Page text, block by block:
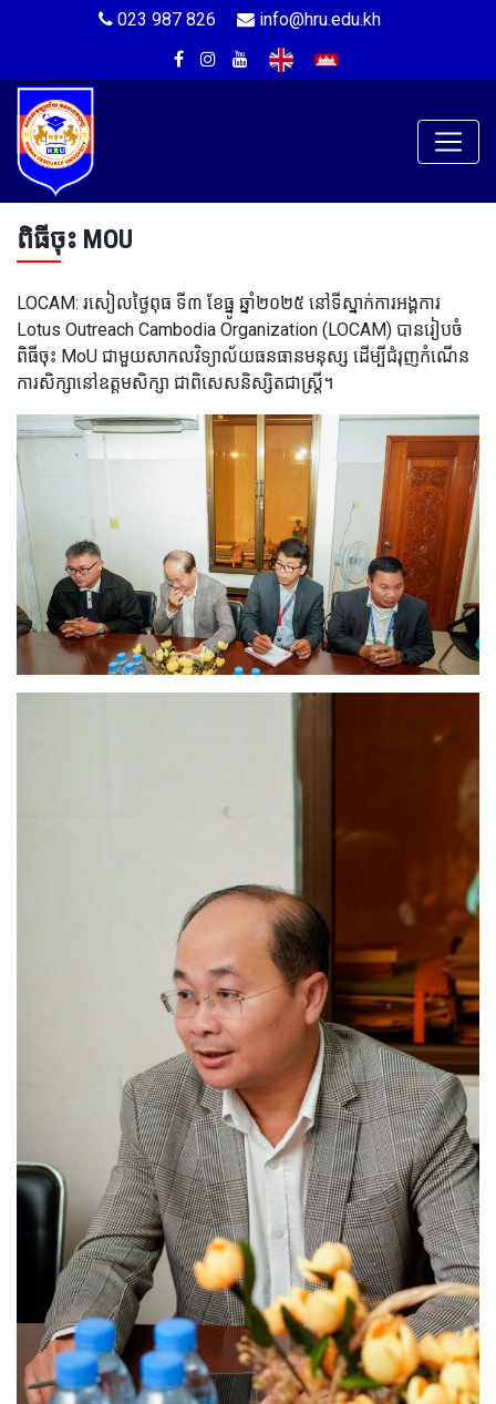
023 987 826 info@hru.edu.kh
ពិធីចុះ MOU
LOCAM: រសៀលថ្ងៃពុធ ទី៣ ខែធ្នូ ឆ្នាំ២០២៥ នៅទីស្នាក់ការអង្គការ
Lotus Outreach Cambodia Organization (LOCAM) បានរៀបចំ
ពិធីចុះ MoU ជាមួយសាកលវិទ្យាល័យធនធានមនុស្ស ដើម្បីជំរុញកំណើន
ការសិក្សានៅឧត្តមសិក្សា ជាពិសេសនិស្សិតជាស្រ្តី។